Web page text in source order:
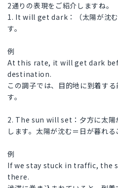
2通りの表現をご紹介しますね。
1. It will get dark：（太陽が沈
す。
例
At this rate, it will get dark
destination.
この調子では、目的地に到着す
す。
2. The sun will set：夕方に太陽
します。太陽が沈む＝日が暮れる
例
If we stay stuck in traffic, the
there.